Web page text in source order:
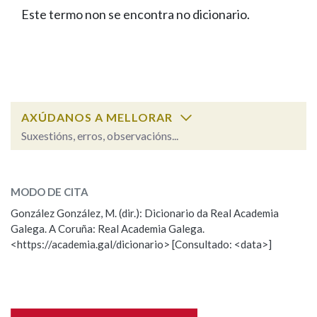
FIGURAS HOMENAXEADAS
PORTAL DAS PALABRAS
Facebook
TwitterYoutubeInstagram
Bluesky
BUSCAR NOS LEMAS
Remata por
BUSCAR NO CONTIDO
Nas definicións
Este termo non se encontra no dicionario.
AXÚDANOS A MELLORAR
Suxestións, erros, observacións...
Observación
Nome
MODO DE CITA
González González, M. (dir.): Dicionario da Real Academia
Galega. A Coruña: Real Academia Galega.
<https://academia.gal/dicionario> [Consultado: <data>]